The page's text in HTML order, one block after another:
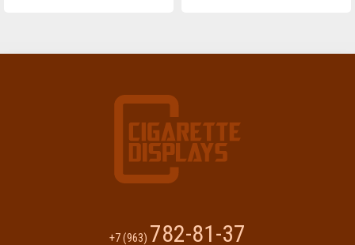
+7 (963) 782-81-37